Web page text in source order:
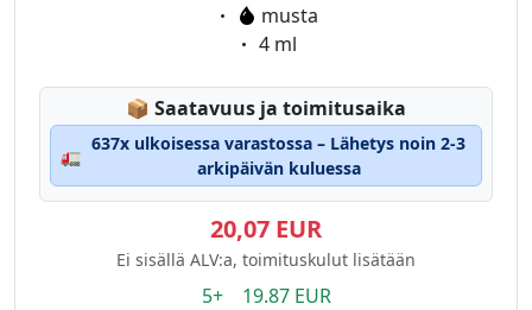
Eigenschaft:
musta
Eigenschaft:
4 ml
📦 Lagerstatus:
Saatavuus ja toimitusaika
🚛
637x ulkoisessa varastossa – Lähetys noin 2-3
arkipäivän kuluessa
20,07 EUR
Ei sisällä ALV:a, toimituskulut lisätään
5+ 19.87 EUR